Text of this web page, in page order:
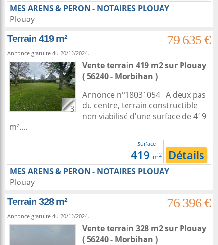
MES ARENS & PERON - NOTAIRES PLOUAY
Plouay
Terrain 419 m²
79 635 €
Annonce gratuite du 20/12/2024.
3
Vente terrain 419 m2sur Plouay
( 56240 - Morbihan )
Annonce n°18031054 : A deux pas
du centre, terrain constructible
non viabilisé d'une surface de 419
m²....
Surface
419 m2 Détails
MES ARENS & PERON - NOTAIRES PLOUAY
Plouay
Terrain 328 m²
76 396 €
Annonce gratuite du 20/12/2024.
Vente terrain 328 m2sur Plouay
( 56240 - Morbihan )